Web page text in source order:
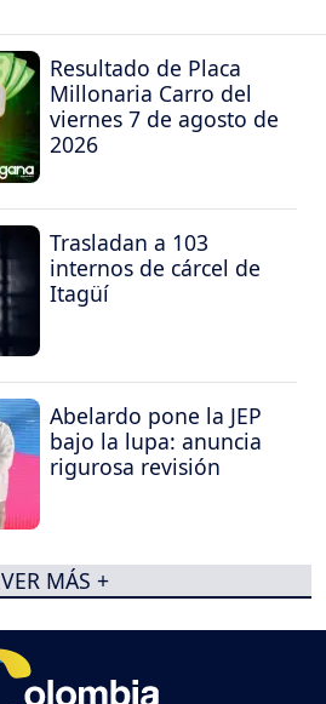
Resultado de Placa
Millonaria Carro del
viernes 7 de agosto de
2026
Trasladan a 103
internos de cárcel de
Itagüí
Abelardo pone la JEP
bajo la lupa: anuncia
rigurosa revisión
VER MÁS +